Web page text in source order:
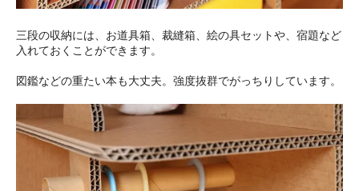
三段の収納には、お道具箱、裁縫箱、絵の具セットや、宿題など
入れておくことができます。
図鑑などの重たい本も大丈夫。強度抜群でがっちりしています。